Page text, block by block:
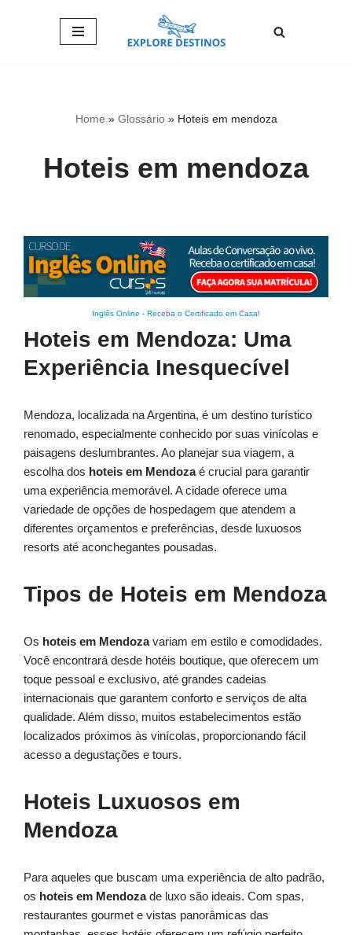
Home » Glossário» Hoteis em mendoza
Hoteis em mendoza
Inglês Online - Receba o Certificado em Casa!
Hoteis em Mendoza: Uma
Experiência Inesquecível
Mendoza, localizada na Argentina, é um destino turístico
renomado, especialmente conhecido por suas vinícolas e
paisagens deslumbrantes. Ao planejar sua viagem, a
escolha dos hoteis em Mendozaé crucial para garantir
uma experiência memorável. A cidade oferece uma
variedade de opções de hospedagem que atendem a
diferentes orçamentos e preferências, desde luxuosos
resorts até aconchegantes pousadas.
Tipos de Hoteis em Mendoza
Os hoteis em Mendozavariam em estilo e comodidades.
Você encontrará desde hotéis boutique, que oferecem um
toque pessoal e exclusivo, até grandes cadeias
internacionais que garantem conforto e serviços de alta
qualidade. Além disso, muitos estabelecimentos estão
localizados próximos às vinícolas, proporcionando fácil
acesso a degustações e tours.
Hoteis Luxuosos em
Mendoza
Para aqueles que buscam uma experiência de alto padrão,
os hoteis em Mendozade luxo são ideais. Com spas,
restaurantes gourmet e vistas panorâmicas das